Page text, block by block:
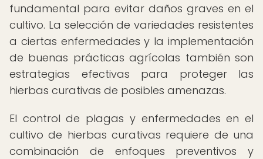
fundamental para evitar daños graves en el
cultivo. La selección de variedades resistentes
a ciertas enfermedades y la implementación
de buenas prácticas agrícolas también son
estrategias efectivas para proteger las
hierbas curativas de posibles amenazas.
El control de plagas y enfermedades en el
cultivo de hierbas curativas requiere de una
combinación de enfoques preventivos y